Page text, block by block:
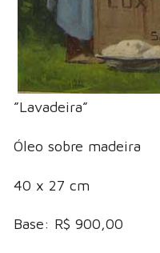
”Lavadeira”
Óleo sobre madeira
40 x 27 cm
Base: R$ 900,00